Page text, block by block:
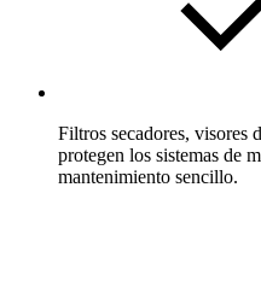
Filtros secadores, visores
protegen los sistemas de
mantenimiento sencillo.